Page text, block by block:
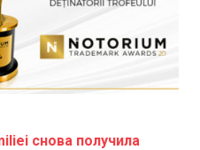
снова получила